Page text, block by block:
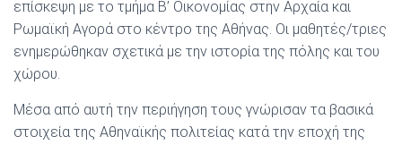
επίσκεψη με το τμήμα Β’ Οικονομίας στην Αρχαία και
Ρωμαϊκή Αγορά στο κέντρο της Αθήνας. Οι μαθητές/τριες
ενημερώθηκαν σχετικά με την ιστορία της πόλης και του
χώρου.
Μέσα από αυτή την περιήγηση τους γνώρισαν τα βασικά
στοιχεία της Αθηναϊκής πολιτείας κατά την εποχή της